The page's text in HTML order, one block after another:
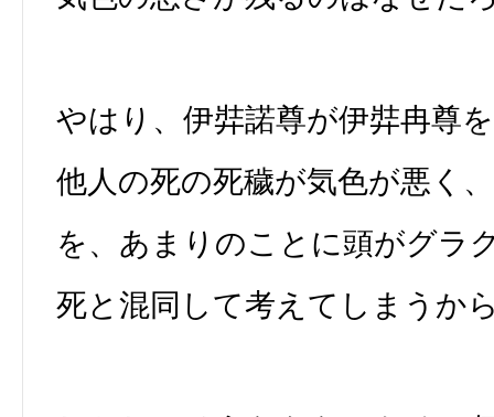
やはり、伊弉諾尊が伊弉冉尊
他人の死の死穢が気色が悪く
を、あまりのことに頭がグラ
死と混同して考えてしまうか